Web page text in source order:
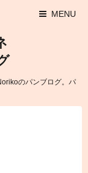
MENU
のパンブログ。パ